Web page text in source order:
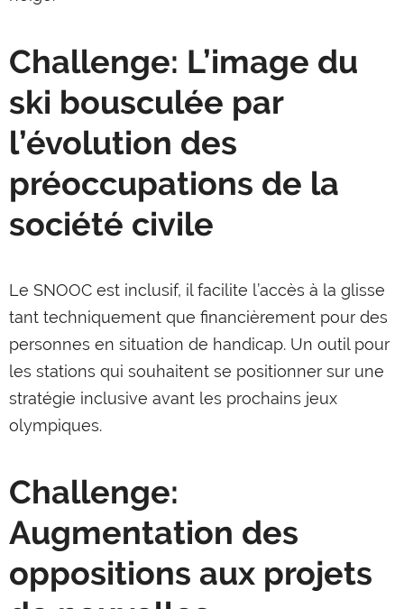
Challenge: L’image du
ski bousculée par
l’évolution des
préoccupations de la
société civile
Le SNOOC est inclusif, il facilite l’accès à la glisse
tant techniquement que financièrement pour des
personnes en situation de handicap. Un outil pour
les stations qui souhaitent se positionner sur une
stratégie inclusive avant les prochains jeux
olympiques.
Challenge:
Augmentation des
oppositions aux projets